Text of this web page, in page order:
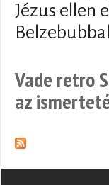
Jézus ellen
Vade retro
az